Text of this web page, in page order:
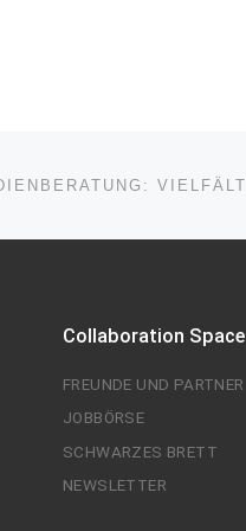
Collaboration Space
FREUNDE UND PARTNER
JOBBÖRSE
SCHWARZES BRETT
NEWSLETTER